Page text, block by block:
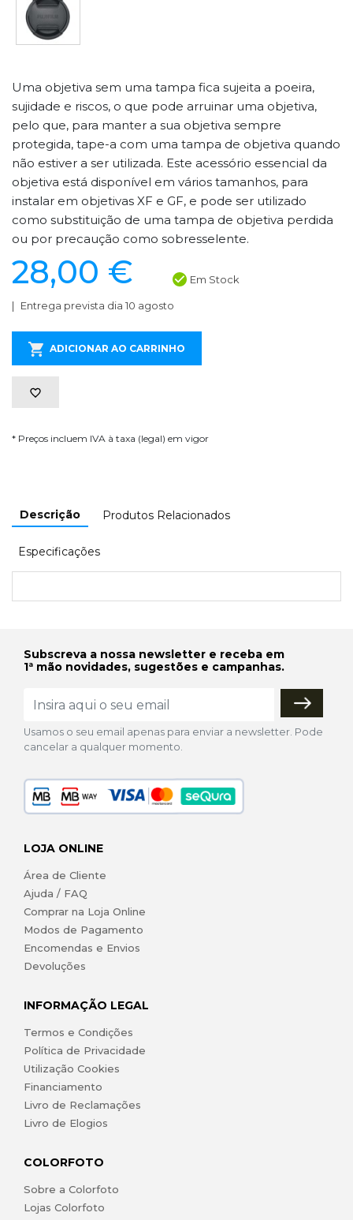
Uma objetiva sem uma tampa fica sujeita a poeira,
sujidade e riscos, o que pode arruinar uma objetiva,
pelo que, para manter a sua objetiva sempre
protegida, tape-a com uma tampa de objetiva quando
não estiver a ser utilizada. Este acessório essencial da
objetiva está disponível em vários tamanhos, para
instalar em objetivas XF e GF, e pode ser utilizado
como substituição de uma tampa de objetiva perdida
ou por precaução como sobresselente.
28,00 € Em Stock
Entrega prevista dia 10 agosto
ADICIONAR AO CARRINHO
* Preços incluem IVA à taxa (legal) em vigor
Descrição Produtos Relacionados
Especificações
Subscreva a nossa newsletter e receba em
1ª mão novidades, sugestões e campanhas.
Usamos o seu email apenas para enviar a newsletter. Pode
cancelar a qualquer momento.
LOJA ONLINE
Área de Cliente
Ajuda / FAQ
Comprar na Loja Online
Modos de Pagamento
Encomendas e Envios
Devoluções
INFORMAÇÃO LEGAL
Termos e Condições
Política de Privacidade
Utilização Cookies
Financiamento
Livro de Reclamações
Livro de Elogios
COLORFOTO
Sobre a Colorfoto
Lojas Colorfoto